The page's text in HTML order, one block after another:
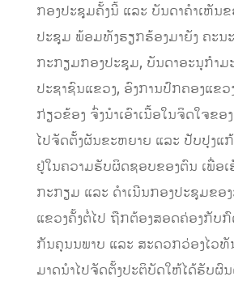
ກອງປະຊຸມຄັ້ງນີ້ ແລະ ບັນດາຄຳເຫັນ
ປະຊຸມ ພ້ອມທັງຮຽກຮ້ອງມາຍັງ ຄະ
ກະກຽມກອງປະຊຸມ, ບັນດາອະນຸກໍາມ
ປະຊາຊົນແຂວງ, ອົງການປົກຄອງແຂ
ກ່ຽວຂ້ອງ ຈົ່ງນໍາເອົາເນື້ອໃນຈິດໃຈຂ
ໄປຈັດຕັ້ງຜັນຂະຫຍາຍ ແລະ ປັບປຸງແ
ຢູ່ໃນຄວາມຮັບຜິດຊອບຂອງຕົນ ເພື່ອ
ກະກຽມ ແລະ ດໍາເນີນກອງປະຊຸມຂອ
ແຂວງຄັ້ງຕໍ່ໄປ ຖືກຕ້ອງສອດຄ່ອງກັບ
ກັນຄຸນນພາບ ແລະ ສະດວກວ່ອງໄວທັ
ມາດນໍາໄປຈັດຕັ້ງປະຕິບັດໃຫ້ໄດ້ຮັບຜົ